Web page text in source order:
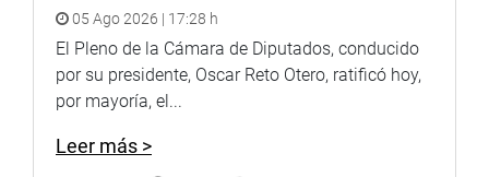
05 Ago 2026 | 17:28 h
El Pleno de la Cámara de Diputados, conducido
por su presidente, Oscar Reto Otero, ratificó hoy,
por mayoría, el...
Leer más >